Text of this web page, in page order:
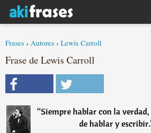
Frases ›Autores ›Lewis Carroll
Frase de Lewis Carroll
“Siempre hablar con la verdad,
de hablar y escribir.